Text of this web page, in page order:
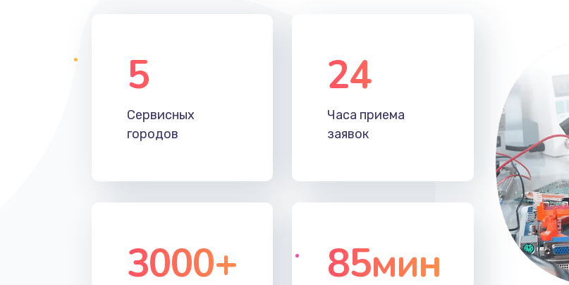
5
Сервисных
городов
24
Часа приема
заявок
3000+ 85мин